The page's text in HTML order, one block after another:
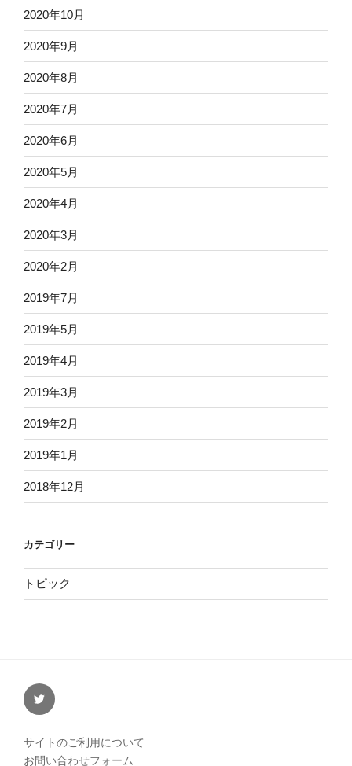
2020年10月
2020年9月
2020年8月
2020年7月
2020年6月
2020年5月
2020年4月
2020年3月
2020年2月
2019年7月
2019年5月
2019年4月
2019年3月
2019年2月
2019年1月
2018年12月
カテゴリー
トピック
twitter
サイトのご利用について
お問い合わせフォーム